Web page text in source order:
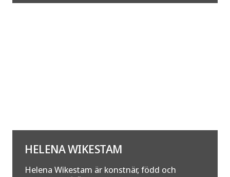
HELENA WIKESTAM
Helena Wikestam är konstnär, född och